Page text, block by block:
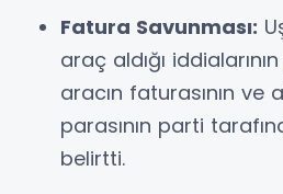
Fatura Savunması:
araç aldığı
aracın faturasının ve
parasının parti
belirtti.